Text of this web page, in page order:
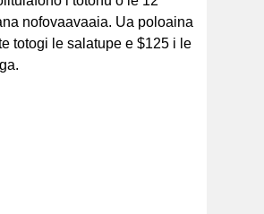
nofovaavaaia. Ua poloaina
totogi le salatupe e $125 i le